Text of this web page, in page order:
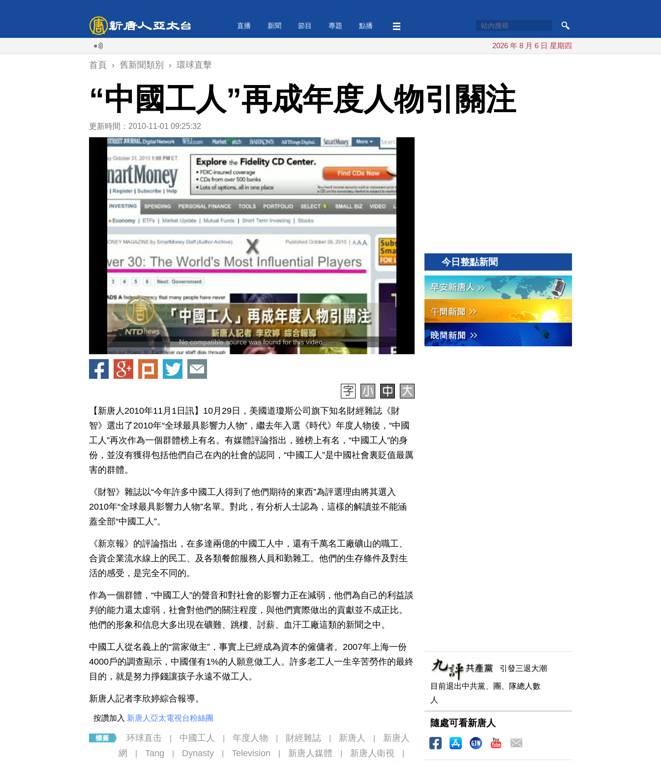
直播 新聞 節目 專題 點播
2026 年 8 月 6 日 星期四
首頁 › 舊新聞類別 › 環球直擊
“中國工人”再成年度人物引關注
更新時間：2010-11-01 09:25:32
No compatible source was found for this video.
【新唐人2010年11月1日訊】10月29日，美國道瓊斯公司旗下知名財經雜誌《財
智》選出了2010年“全球最具影響力人物”，繼去年入選《時代》年度人物後，“中國
工人”再次作為一個群體榜上有名。有媒體評論指出，雖榜上有名，“中國工人”的身
份，並沒有獲得包括他們自己在內的社會的認同，“中國工人”是中國社會裏貶值最厲
害的群體。
《財智》雜誌以“今年許多中國工人得到了他們期待的東西”為評選理由將其選入
2010年“全球最具影響力人物”名單。對此，有分析人士認為，這樣的解讀並不能涵
蓋全部“中國工人”。
《新京報》的評論指出，在多達兩億的中國工人中，還有千萬名工廠礦山的職工、
合資企業流水線上的民工、及各類餐館服務人員和勤雜工。他們的生存條件及對生
活的感受，是完全不同的。
作為一個群體，“中國工人”的聲音和對社會的影響力正在減弱，他們為自己的利益談
判的能力還太虛弱，社會對他們的關注程度，與他們實際做出的貢獻並不成正比。
他們的形象和信息大多出現在礦難、跳樓、討薪、血汗工廠這類的新聞之中。
中國工人從名義上的“當家做主”，事實上已經成為資本的僱傭者。2007年上海一份
4000戶的調查顯示，中國僅有1%的人願意做工人。許多老工人一生辛苦勞作的最終
目的，就是努力掙錢讓孩子永遠不做工人。
新唐人記者李欣婷綜合報導。
按讚加入 新唐人亞太電視台粉絲團
环球直击 中國工人 年度人物 財經雜誌 新唐人
新唐人
網
Tang Dynasty Television 新唐人媒體 新唐人衛視
今日整點新聞
引發三退大潮
目前退出中共黨、團、隊總人數
人
隨處可看新唐人